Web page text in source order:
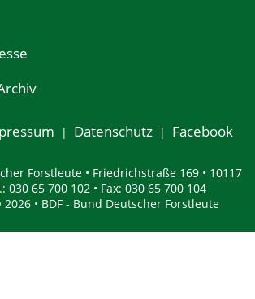
Datenschutz Facebook
Forstleute • Friedrichstraße 169 • 10117
030 65 700 102 • Fax: 030 65 700 104
• BDF - Bund Deutscher Forstleute